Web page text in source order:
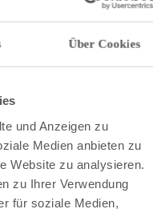
Über Cookies
und Anzeigen zu
Medien anbieten zu
Website zu analysieren.
zu Ihrer Verwendung
für soziale Medien,